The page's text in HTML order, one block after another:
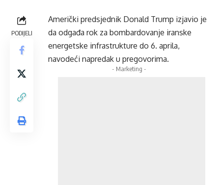
PODIJELI
Američki predsjednik Donald Trump izjavio je
da odgađa rok za bombardovanje iranske
energetske infrastrukture do 6. aprila,
navodeći napredak u pregovorima.
- Marketing -